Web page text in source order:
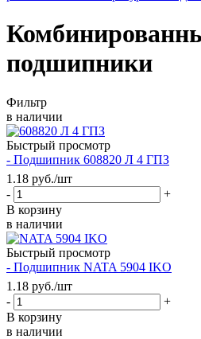
подшипники
Фильтр
в наличии
Быстрый просмотр
- Подшипник 608820 Л 4 ГПЗ
1.18 руб./шт
-
+
В корзину
в наличии
Быстрый просмотр
- Подшипник NATA 5904 IKO
1.18 руб./шт
-
+
В корзину
в наличии